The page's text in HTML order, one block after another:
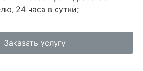
24 часа в сутки;
Заказать услугу